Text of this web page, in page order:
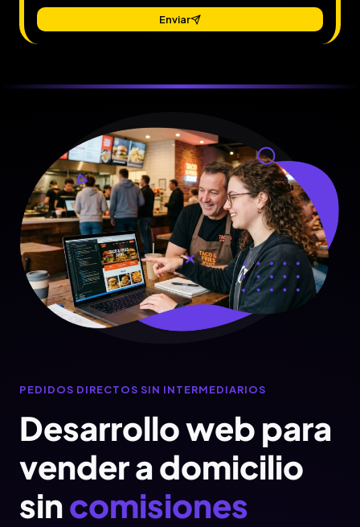
Enviar
PEDIDOS DIRECTOS SIN INTERMEDIARIOS
Desarrollo web para
vender a domicilio
sincomisiones